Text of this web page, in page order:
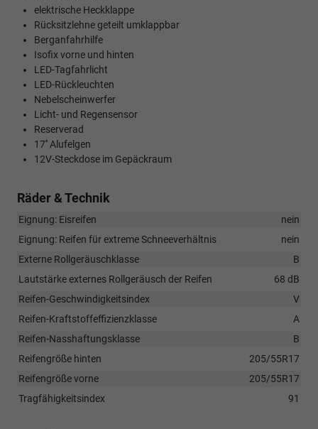
elektrische Heckklappe
Rücksitzlehne geteilt umklappbar
Berganfahrhilfe
Isofix vorne und hinten
LED-Tagfahrlicht
LED-Rückleuchten
Nebelscheinwerfer
Licht- und Regensensor
Reserverad
17'' Alufelgen
12V-Steckdose im Gepäckraum
Räder & Technik
Eignung: Eisreifen
nein
Eignung: Reifen für extreme Schneeverhältnis
nein
Externe Rollgeräuschklasse
B
Lautstärke externes Rollgeräusch der Reifen
68 dB
Reifen-Geschwindigkeitsindex
V
Reifen-Kraftstoffeffizienzklasse
A
Reifen-Nasshaftungsklasse
B
Reifengröße hinten
205/55R17
Reifengröße vorne
205/55R17
Tragfähigkeitsindex
91